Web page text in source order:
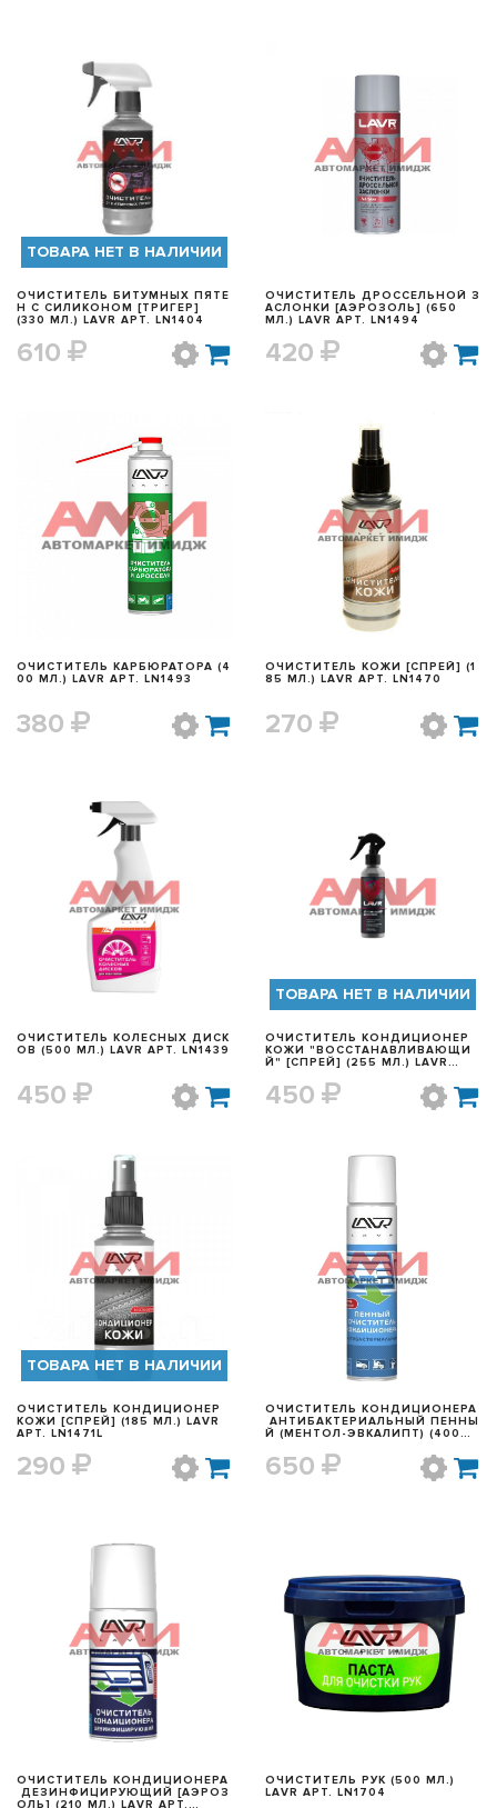
БЫСТРЫЙ ПРОСМОТР
ТОВАРА НЕТ В НАЛИЧИИ
ОЧИСТИТЕЛЬ БИТУМНЫХ ПЯТЕ
Н С СИЛИКОНОМ [ТРИГЕР]
(330 МЛ.) LAVR АРТ. LN1404
610
БЫСТРЫЙ ПРОСМОТР
ОЧИСТИТЕЛЬ ДРОCСЕЛЬНОЙ З
АСЛОНКИ [АЭРОЗОЛЬ] (650
МЛ.) LAVR АРТ. LN1494
420
БЫСТРЫЙ ПРОСМОТР
ОЧИСТИТЕЛЬ КАРБЮРАТОРА (4
00 МЛ.) LAVR АРТ. LN1493
380
БЫСТРЫЙ ПРОСМОТР
ОЧИСТИТЕЛЬ КОЖИ [СПРЕЙ] (1
85 МЛ.) LAVR АРТ. LN1470
270
БЫСТРЫЙ ПРОСМОТР
ОЧИСТИТЕЛЬ КОЛЕСНЫХ ДИСК
ОВ (500 МЛ.) LAVR АРТ. LN1439
450
БЫСТРЫЙ ПРОСМОТР
ТОВАРА НЕТ В НАЛИЧИИ
ОЧИСТИТЕЛЬ КОНДИЦИОНЕР
КОЖИ "ВОССТАНАВЛИВАЮЩИ
Й" [СПРЕЙ] (255 МЛ.) LAVR
450
БЫСТРЫЙ ПРОСМОТР
ТОВАРА НЕТ В НАЛИЧИИ
ОЧИСТИТЕЛЬ КОНДИЦИОНЕР
КОЖИ [СПРЕЙ] (185 МЛ.) LAVR
АРТ. LN1471L
290
БЫСТРЫЙ ПРОСМОТР
ОЧИСТИТЕЛЬ КОНДИЦИОНЕРА
АНТИБАКТЕРИАЛЬНЫЙ ПЕННЫ
Й (МЕНТОЛ-ЭВКАЛИПТ) (400
650
БЫСТРЫЙ ПРОСМОТР
ОЧИСТИТЕЛЬ КОНДИЦИОНЕРА
ДЕЗИНФИЦИРУЮЩИЙ [АЭРОЗ
ОЛЬ] (210 МЛ.) LAVR АРТ.
БЫСТРЫЙ ПРОСМОТР
ОЧИСТИТЕЛЬ РУК (500 МЛ.)
LAVR АРТ. LN1704